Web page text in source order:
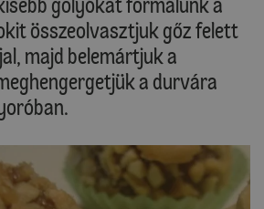
összeolvasztjuk gőz felett
majd belemártjuk a
a durvára